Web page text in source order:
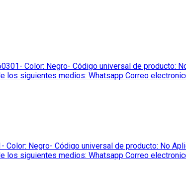
Color: Negro- Código universal de producto:
los siguientes medios: Whatsapp Correo
Negro- Código universal de producto: No
los siguientes medios: Whatsapp Correo